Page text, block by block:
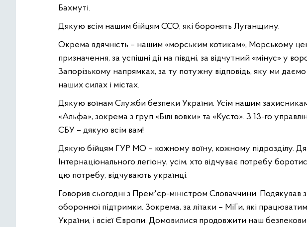
Бахмуті.
Дякую всім нашим бійцям ССО, які боронять Луганщину.
Окрема вдячність – нашим «морським котикам», Морському
призначення, за успішні дії на півдні, за відчутний «мінус» у
Запорізькому напрямках, за ту потужну відповідь, яку ми
наших силах і містах.
Дякую воїнам Служби безпеки України. Усім нашим захисникам
«Альфа», зокрема з груп «Білі вовки» та «Кусто». З 13-го
СБУ – дякую всім вам!
Дякую бійцям ГУР МО – кожному воїну, кожному підрозділу.
Інтернаціонального легіону, усім, хто відчуває потребу
цю потребу, відчувають українці.
Говорив сьогодні з Премʼєр-міністром Словаччини. Подякував
оборонної підтримки. Зокрема, за літаки – МіГи, які
України, і всієї Європи. Домовилися продовжити наш